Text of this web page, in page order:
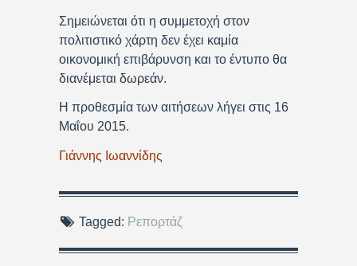
Σημειώνεται ότι η συμμετοχή στον
πολιτιστικό χάρτη δεν έχει καμία
οικονομική επιβάρυνση και το έντυπο θα
διανέμεται δωρεάν.
Η προθεσμία των αιτήσεων λήγει στις 16
Μαΐου 2015.
Γιάννης Ιωαννίδης
Tagged: Ρεπορτάζ